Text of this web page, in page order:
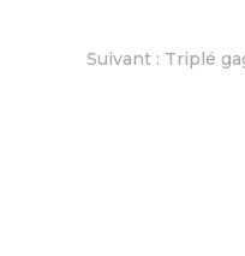
Suivant : Triplé